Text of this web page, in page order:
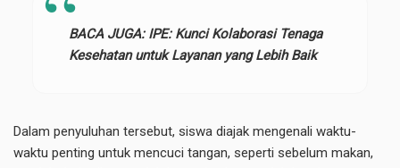
BACA JUGA: IPE: Kunci Kolaborasi Tenaga
Kesehatan untuk Layanan yang Lebih Baik
Dalam penyuluhan tersebut, siswa diajak mengenali waktu-
waktu penting untuk mencuci tangan, seperti sebelum makan,